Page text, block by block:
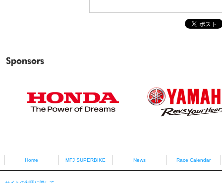
Home MFJ SUPERBIKE News Race Calendar